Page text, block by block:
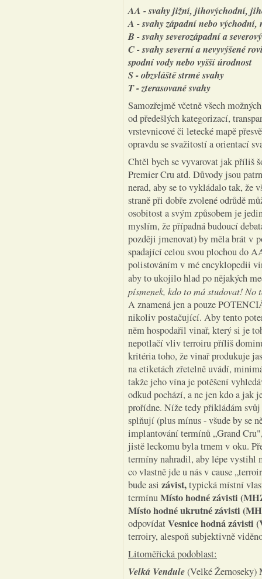
AA - svahy jižní, jihovýchodní,
A - svahy západní nebo
B - svahy severozápadní a
C - svahy severní a nevyvýšené
spodní vody nebo vyšší úrodnost
S - obzvláště strmé svahy
T - zterasované svahy
Samozřejmě včetně všech
od předešlých kategorizací,
vrstevnicové či letecké mapě
opravdu se svažitostí a orientací
Chtěl bych se vyvarovat jak příliš
Premier Cru atd. Důvody jsou
nerad, aby se to vykládalo tak, že
straně při dobře zvolené odrůdě
osobitost a svým způsobem je
myslím, že případná budoucí
později jmenovat) by měla brát v
spadající celou svou plochou do
polistováním v mé encyklopedii
aby to ukojilo hlad po nějakých
písmenek, kdo to má studovat!
A znamená jen a pouze
nikoliv postačující. Aby tento
něm hospodařil vinař, který si je
nepotlačí vliv terroiru příliš
kritéria toho, že vinař produkuje
na etiketách zřetelně uvádí,
takže jeho vína je potěšení
odkud pochází, a ne jen kdo a jak
prořídne. Níže tedy přikládám
splňují (plus mínus - všude by se
implantování termínů „Grand
jistě leckomu byla trnem v oku.
termíny nahradil, aby lépe vystihl
co vlastně jde u nás v cause
bude asi závist,typická místní
termínuMísto hodné závisti
Místo hodné ukrutné závisti
odpovídatVesnice hodná závisti
terroiry, alespoň subjektivně
Litoměřická podoblast:
Velká Vendule(Velké